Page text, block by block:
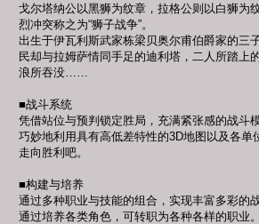
戈尔塔纳公以黑狮为纹章，拉格公则以白狮为
烈冲突称之为“狮子战争”。
出生于伊瓦利斯武家栋梁贝奥尔甫伯爵家的三
民却与拉姆萨情同手足的迪利塔，二人所踏上
浪所吞没……
■战斗系统
凭借站位与预判锁定胜局，充满紧张感的战斗模
巧妙地利用具有高低差特性的3D地图以及各单
走向胜利吧。
■构建与培养
通过多种职业与技能的组合，实现丰富多彩的战
通过培养各类角色，可转职为各种各样的职业